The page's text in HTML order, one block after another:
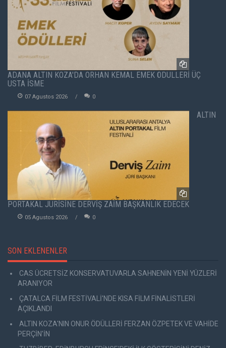
ADANA ALTIN KOZA'DA ORHAN KEMAL EMEK ÖDÜLLERİ ÜÇ
USTA İSME
07 Agustos 2026 0
ALTIN
PORTAKAL JÜRİSİNE DERVİŞ ZAİM BAŞKANLIK EDECEK
05 Agustos 2026 0
SON EKLENENLER
CAS ÜCRETSİZ KONSERVATUVARLA SAHNENİN YENİ YÜZLERİ
ARANIYOR
ÇATALCA FİLM FESTİVALİ'NDE KISA FİLM FİNALİSTLERİ
AÇIKLANDI
ALTIN KOZA'NIN ONUR ÖDÜLLERİ FERZAN ÖZPETEK VE VAHİDE
PERÇİN'İN